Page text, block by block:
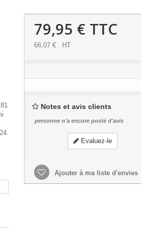
79,95 € TTC
66,07 € HT
Notes et avis clients
personne n'a encore posté d'avis
Evaluez-le
Ajouter à ma liste d'envies